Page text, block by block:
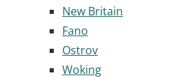
New Britain
Fano
Ostrov
Woking